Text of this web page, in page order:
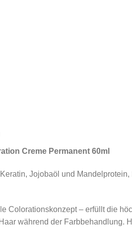
Creme Permanent 60ml
Jojobaöl und
Colorationskonzept – erfüllt die
während der Farbbehandlung.